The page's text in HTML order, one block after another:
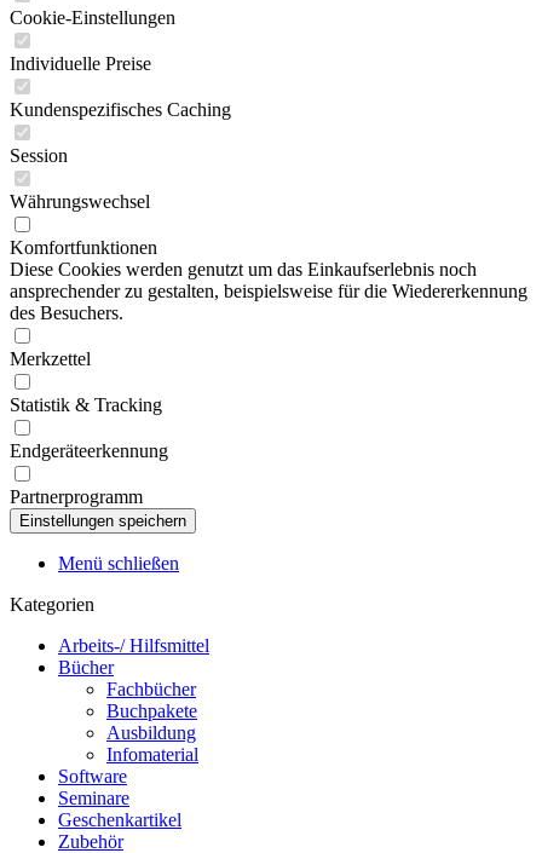
Cookie-Einstellungen
Individuelle Preise
Kundenspezifisches Caching
Session
Währungswechsel
Komfortfunktionen
Diese Cookies werden genutzt um das Einkaufserlebnis noch
ansprechender zu gestalten, beispielsweise für die Wiedererkennung
des Besuchers.
Merkzettel
Statistik & Tracking
Endgeräteerkennung
Partnerprogramm
Menü schließen
Kategorien
Arbeits-/ Hilfsmittel
Bücher
Fachbücher
Buchpakete
Ausbildung
Infomaterial
Software
Seminare
Geschenkartikel
Zubehör